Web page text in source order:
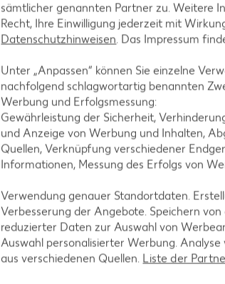
K-BLUE BAY
je kg
(entspr. z. B. für eine 450-g-
11.08
sämtlicher genannten Partner zu. Weitere
Recht, Ihre Einwilligung jederzeit mit
Datenschutzhinweisen. Das Impressum
Unter „Anpassen“ können Sie einzelne
nachfolgend schlagwortartig benannten
Werbung und Erfolgsmessung:
Gewährleistung der Sicherheit,
und Anzeige von Werbung und Inhalten,
Quellen, Verknüpfung verschiedener
Informationen, Messung des Erfolgs von
Verwendung genauer Standortdaten.
Verbesserung der Angebote. Speichern
reduzierter Daten zur Auswahl von
Auswahl personalisierter Werbung.
aus verschiedenen Quellen. Liste der